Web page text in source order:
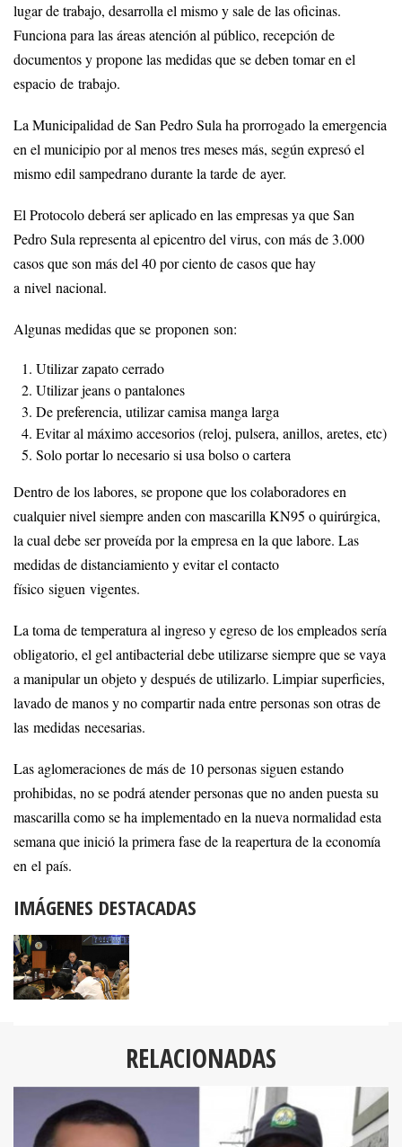
lugar de trabajo, desarrolla el mismo y sale de las oficinas.
Funciona para las áreas atención al público, recepción de
documentos y propone las medidas que se deben tomar en el
espacio de trabajo.
La Municipalidad de San Pedro Sula ha prorrogado la emergencia
en el municipio por al menos tres meses más, según expresó el
mismo edil sampedrano durante la tarde de ayer.
El Protocolo deberá ser aplicado en las empresas ya que San
Pedro Sula representa al epicentro del virus, con más de 3.000
casos que son más del 40 por ciento de casos que hay
a nivel nacional.
Algunas medidas que se proponen son:
Utilizar zapato cerrado
Utilizar jeans o pantalones
De preferencia, utilizar camisa manga larga
Evitar al máximo accesorios (reloj, pulsera, anillos, aretes, etc)
Solo portar lo necesario si usa bolso o cartera
Dentro de los labores, se propone que los colaboradores en
cualquier nivel siempre anden con mascarilla KN95 o quirúrgica,
la cual debe ser proveída por la empresa en la que labore. Las
medidas de distanciamiento y evitar el contacto
físico siguen vigentes.
La toma de temperatura al ingreso y egreso de los empleados sería
obligatorio, el gel antibacterial debe utilizarse siempre que se vaya
a manipular un objeto y después de utilizarlo. Limpiar superficies,
lavado de manos y no compartir nada entre personas son otras de
las medidas necesarias.
Las aglomeraciones de más de 10 personas siguen estando
prohibidas, no se podrá atender personas que no anden puesta su
mascarilla como se ha implementado en la nueva normalidad esta
semana que inició la primera fase de la reapertura de la economía
en el país.
IMÁGENES DESTACADAS
RELACIONADAS